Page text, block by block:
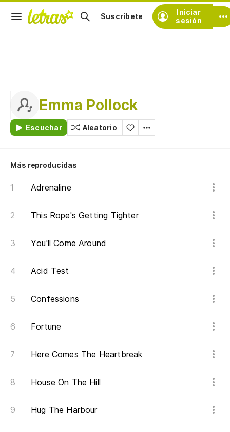
Iniciar
sesión
Suscríbete
Emma Pollock
Escuchar Aleatorio
Más reproducidas
Adrenaline
This Rope's Getting Tighter
You'll Come Around
Acid Test
Confessions
Fortune
Here Comes The Heartbreak
House On The Hill
Hug The Harbour